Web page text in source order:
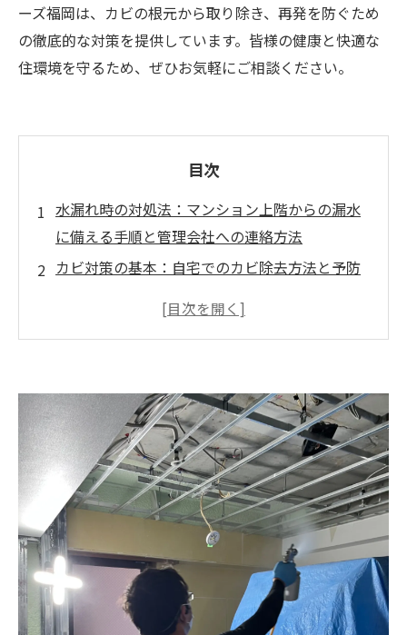
ーズ福岡は、カビの根元から取り除き、再発を防ぐため
の徹底的な対策を提供しています。皆様の健康と快適な
住環境を守るため、ぜひお気軽にご相談ください。
目次
水漏れ時の対処法：マンション上階からの漏水
に備える手順と管理会社への連絡方法
カビ対策の基本：自宅でのカビ除去方法と予防
効果的な清掃方法：アルコール除菌と次亜塩素
まとめ